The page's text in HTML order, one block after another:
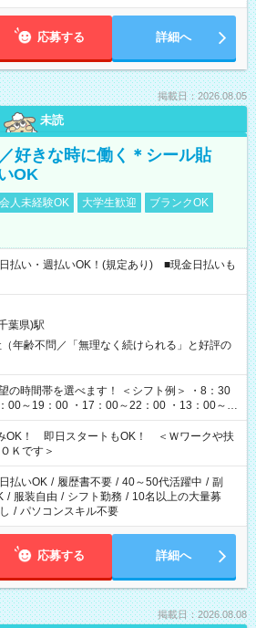
応募する 詳細へ
掲載日：2026.08.05
未読
好きな時に働く＊シール貼
OK
人未経験OK 大学生歓迎
ブランクOK
払い・週払いOK！(規定あり) ■現金日払いも
葉県)駅
年齢不問／「無理なく続けられる」と好評の
00～19：00 ・17：00～22：00 ・13：00～
～翌6：00 など
みOK！ 即日スタートもOK！ ＜Ｗワークや扶
Ｋです＞
日払いOK / 履歴書不要 / 40～50代活躍中 / 副
/ 服装自由 / シフト勤務 / 10名以上の大量募
/ パソコンスキル不要
応募する 詳細へ
掲載日：2026.08.08